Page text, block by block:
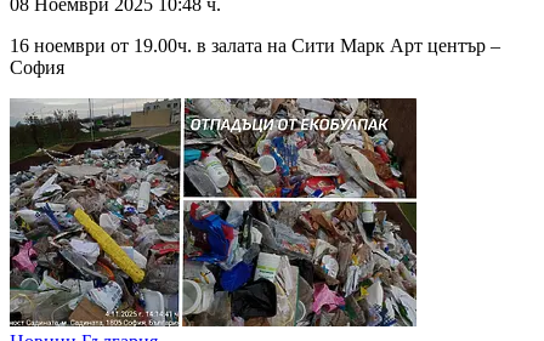
08 Ноември 2025 10:48 ч.
16 ноември от 19.00ч. в залата на Сити Марк Арт център –
София